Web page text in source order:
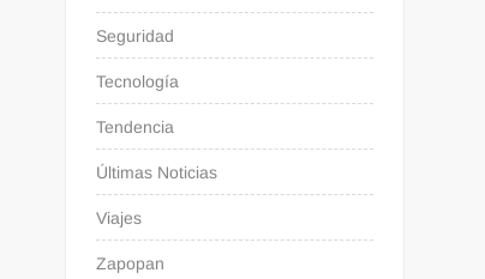
Seguridad
Tecnología
Tendencia
Últimas Noticias
Viajes
Zapopan